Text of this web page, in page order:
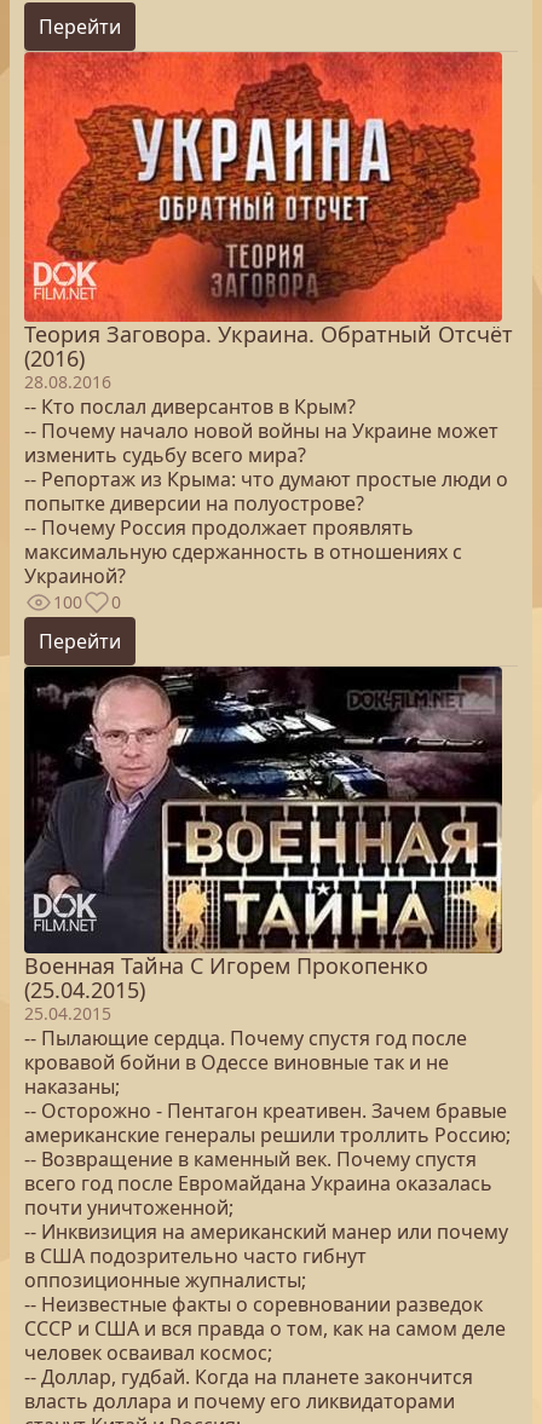
Перейти
Теория Заговора. Украина. Обратный Отсчёт
(2016)
28.08.2016
-- Кто послал диверсантов в Крым?
-- Почему начало новой войны на Украине может
изменить судьбу всего мира?
-- Репортаж из Крыма: что думают простые люди о
попытке диверсии на полуострове?
-- Почему Россия продолжает проявлять
максимальную сдержанность в отношениях с
Украиной?
100 0
Перейти
Военная Тайна С Игорем Прокопенко
(25.04.2015)
25.04.2015
-- Пылающие сердца. Почему спустя год после
кровавой бойни в Одессе виновные так и не
наказаны;
-- Осторожно - Пентагон креативен. Зачем бравые
американские генералы решили троллить Россию;
-- Возвращение в каменный век. Почему спустя
всего год после Евромайдана Украина оказалась
почти уничтоженной;
-- Инквизиция на американский манер или почему
в США подозрительно часто гибнут
оппозиционные жупналисты;
-- Неизвестные факты о соревновании разведок
СССР и США и вся правда о том, как на самом деле
человек осваивал космос;
-- Доллар, гудбай. Когда на планете закончится
власть доллара и почему его ликвидаторами